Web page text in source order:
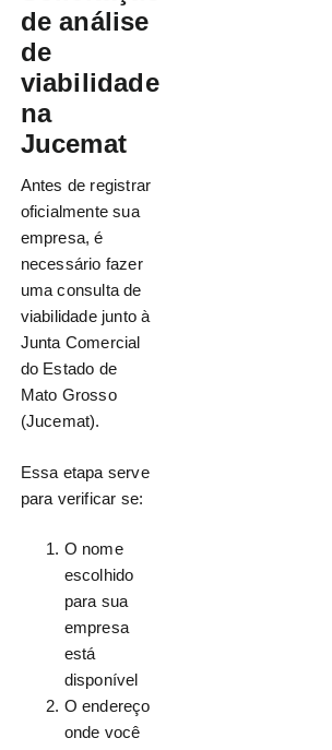
de análise
de
viabilidade
na
Jucemat
Antes de registrar
oficialmente sua
empresa, é
necessário fazer
uma consulta de
viabilidade junto à
Junta Comercial
do Estado de
Mato Grosso
(Jucemat).
Essa etapa serve
para verificar se:
O nome
escolhido
para sua
empresa
está
disponível
O endereço
onde você